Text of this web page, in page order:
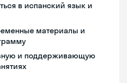
в испанский язык и
материалы и
и поддерживающую